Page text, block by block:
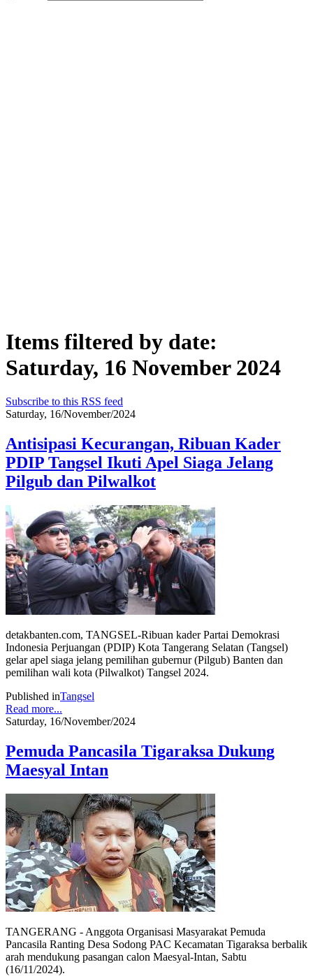
Items filtered by date:
Saturday, 16 November 2024
Subscribe to this RSS feed
Saturday, 16/November/2024
Antisipasi Kecurangan, Ribuan Kader
PDIP Tangsel Ikuti Apel Siaga Jelang
Pilgub dan Pilwalkot
detakbanten.com, TANGSEL-Ribuan kader Partai Demokrasi
Indonesia Perjuangan (PDIP) Kota Tangerang Selatan (Tangsel)
gelar apel siaga jelang pemilihan gubernur (Pilgub) Banten dan
pemilihan wali kota (Pilwalkot) Tangsel 2024.
Published inTangsel
Read more...
Saturday, 16/November/2024
Pemuda Pancasila Tigaraksa Dukung
Maesyal Intan
TANGERANG - Anggota Organisasi Masyarakat Pemuda
Pancasila Ranting Desa Sodong PAC Kecamatan Tigaraksa berbalik
arah mendukung pasangan calon Maesyal-Intan, Sabtu
(16/11/2024).